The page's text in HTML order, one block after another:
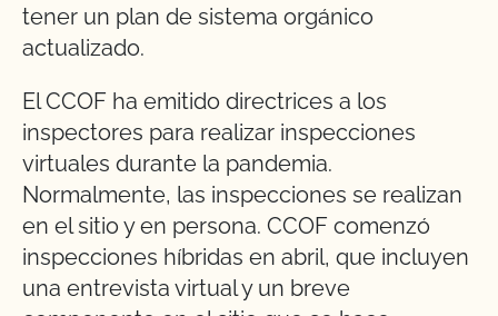
tener un plan de sistema orgánico
actualizado.
El CCOF ha emitido directrices a los
inspectores para realizar inspecciones
virtuales durante la pandemia.
Normalmente, las inspecciones se realizan
en el sitio y en persona. CCOF comenzó
inspecciones híbridas en abril, que incluyen
una entrevista virtual y un breve